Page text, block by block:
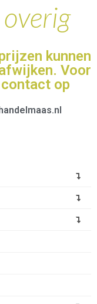
kunnen
Voor
op